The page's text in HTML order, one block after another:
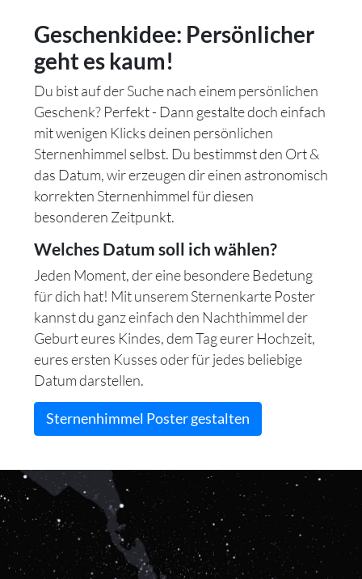
Geschenkidee: Persönlicher
geht es kaum!
Du bist auf der Suche nach einem persönlichen
Geschenk? Perfekt - Dann gestalte doch einfach
mit wenigen Klicks deinen persönlichen
Sternenhimmel selbst. Du bestimmst den Ort &
das Datum, wir erzeugen dir einen astronomisch
korrekten Sternenhimmel für diesen
besonderen Zeitpunkt.
Welches Datum soll ich wählen?
Jeden Moment, der eine besondere Bedetung
für dich hat! Mit unserem Sternenkarte Poster
kannst du ganz einfach den Nachthimmel der
Geburt eures Kindes, dem Tag eurer Hochzeit,
eures ersten Kusses oder für jedes beliebige
Datum darstellen.
Sternenhimmel Poster gestalten